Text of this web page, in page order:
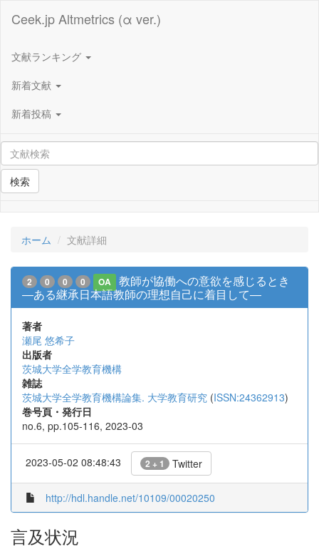
Ceek.jp Altmetrics (α ver.)
文献ランキング
新着文献
新着投稿
検索
ホーム 文献詳細
2 0 0 0 OA
教師が協働への意欲を感じるとき
―ある継承日本語教師の理想自己に着目して―
著者
瀬尾 悠希子
出版者
茨城大学全学教育機構
雑誌
茨城大学全学教育機構論集. 大学教育研究 (ISSN:24362913)
巻号頁・発行日
no.6, pp.105-116, 2023-03
2023-05-02 08:48:43 2 + 1 Twitter
http://hdl.handle.net/10109/00020250
言及状況